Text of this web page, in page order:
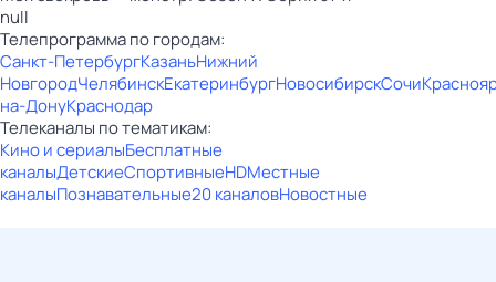
null
Телепрограмма по городам:
Санкт-ПетербургКазаньНижний
НовгородЧелябинскЕкатеринбургНовосибирскСочи
на-ДонуКраснодар
Телеканалы по тематикам:
Кино и сериалыБесплатные
каналыДетскиеСпортивныеHDМестные
каналыПознавательные20 каналовНовостные